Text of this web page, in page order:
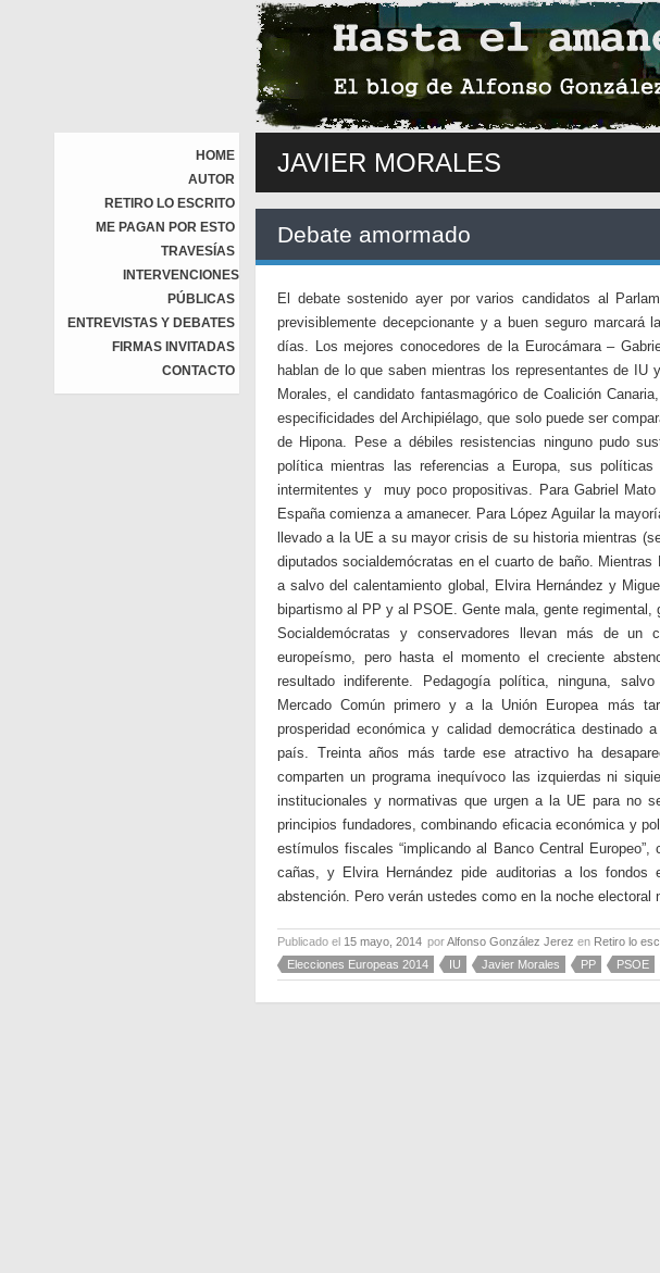
HOME
AUTOR
RETIRO LO ESCRITO
ME PAGAN POR ESTO
TRAVESÍAS
INTERVENCIONES
PÚBLICAS
ENTREVISTAS Y DEBATES
FIRMAS INVITADAS
CONTACTO
JAVIER MORALES
Debate amormado
El debate sostenido ayer por varios candidatos al
previsiblemente decepcionante y a buen seguro marcará
días. Los mejores conocedores de la Eurocámara –
hablan de lo que saben mientras los representantes de
Morales, el candidato fantasmagórico de Coalición
especificidades del Archipiélago, que solo puede ser
de Hipona. Pese a débiles resistencias ninguno pudo
política mientras las referencias a Europa, sus políticas
intermitentes y muy poco propositivas. Para Gabriel
España comienza a amanecer. Para López Aguilar la
llevado a la UE a su mayor crisis de su historia mientras
diputados socialdemócratas en el cuarto de baño.
a salvo del calentamiento global, Elvira Hernández y
bipartismo al PP y al PSOE. Gente mala, gente regimental,
Socialdemócratas y conservadores llevan más de un
europeísmo, pero hasta el momento el creciente
resultado indiferente. Pedagogía política, ninguna,
Mercado Común primero y a la Unión Europea más
prosperidad económica y calidad democrática destinado
país. Treinta años más tarde ese atractivo ha
comparten un programa inequívoco las izquierdas ni
institucionales y normativas que urgen a la UE para no
principios fundadores, combinando eficacia económica y
estímulos fiscales “implicando al Banco Central
cañas, y Elvira Hernández pide auditorias a los
abstención. Pero verán ustedes como en la noche electoral
Publicado el 15 mayo, 2014 porAlfonso González Jerez en Retiro lo
Elecciones Europeas 2014
IU Javier Morales PP PSOE